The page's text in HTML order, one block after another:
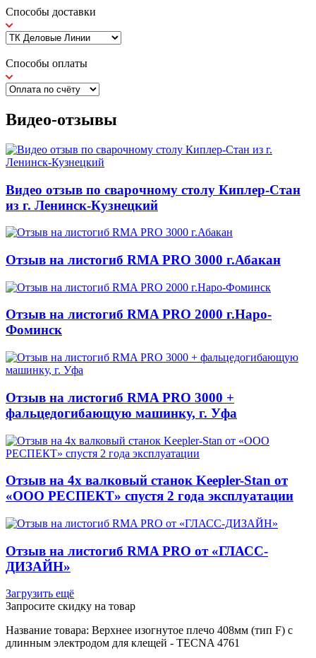
Способы доставки
Способы оплаты
Видео-отзывы
Видео отзыв по сварочному столу Киплер-Стан
из г. Ленинск-Кузнецкий
Отзыв на листогиб RMA PRO 3000 г.Абакан
Отзыв на листогиб RMA PRO 2000 г.Наро-
Фоминск
Отзыв на листогиб RMA PRO 3000 +
фальцедогибающую машинку, г. Уфа
Отзыв на 4х валковый станок Keepler-Stan от
«ООО РЕСПЕКТ» спустя 2 года эксплуатации
Отзыв на листогиб RMA PRO от «ГЛАСС-
ДИЗАЙН»
Загрузить ещё
Запросите скидку на товар
Название товара: Верхнее изогнутое плечо 408мм (тип F) с
длинным электродом для клещей - TECNA 4761